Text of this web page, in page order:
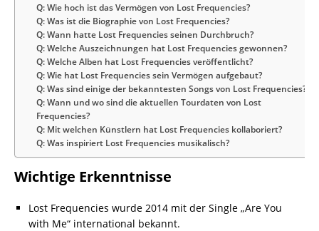
Q: Wie hoch ist das Vermögen von Lost Frequencies?
Q: Was ist die Biographie von Lost Frequencies?
Q: Wann hatte Lost Frequencies seinen Durchbruch?
Q: Welche Auszeichnungen hat Lost Frequencies gewonnen?
Q: Welche Alben hat Lost Frequencies veröffentlicht?
Q: Wie hat Lost Frequencies sein Vermögen aufgebaut?
Q: Was sind einige der bekanntesten Songs von Lost Frequencies?
Q: Wann und wo sind die aktuellen Tourdaten von Lost
Frequencies?
Q: Mit welchen Künstlern hat Lost Frequencies kollaboriert?
Q: Was inspiriert Lost Frequencies musikalisch?
Wichtige Erkenntnisse
Lost Frequencies wurde 2014 mit der Single „Are You
with Me“ international bekannt.